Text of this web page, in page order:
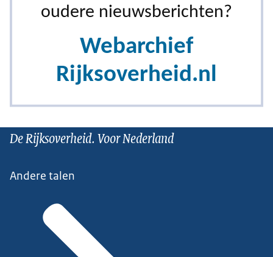
De Rijksoverheid. Voor Nederland
Andere talen